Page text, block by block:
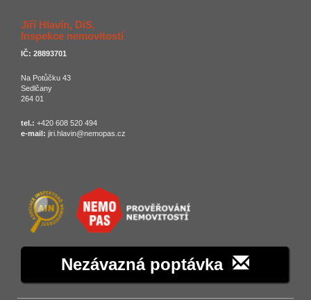
Jiří Hlavín, DiS.
Inspekce nemovitostí
IČ: 28893701
Na Potůčku 43
Sedlčany
264 01
tel.: +420 608 520 494
e-mail: jiri.hlavin@nemopas.cz
Nezávazná poptávka